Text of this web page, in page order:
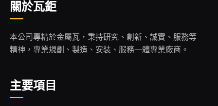
關於瓦鉅
本公司專精於金屬瓦，秉持研究、創新、誠實、服務等
精神，專業規劃、製造、安裝、服務一體專業廠商。
主要項目